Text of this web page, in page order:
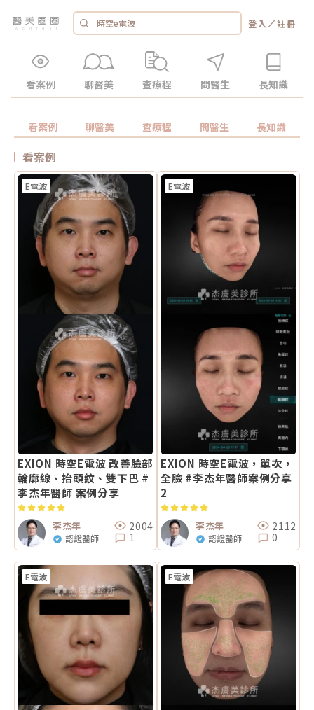
登入 ／註冊
看案例 聊醫美 查療程 問醫生 長知識
看案例 聊醫美 查療程 問醫生 長知識
看案例
E電波
EXION 時空E電波 改善臉部
輪廓線、抬頭紋、雙下巴 #
李杰年醫師 案例分享
李杰年
認證醫師
2004
1
E電波
E電波
EXION 時空E電波，單次，
全臉 #李杰年醫師案例分享
2
李杰年
認證醫師
2112
0
E電波